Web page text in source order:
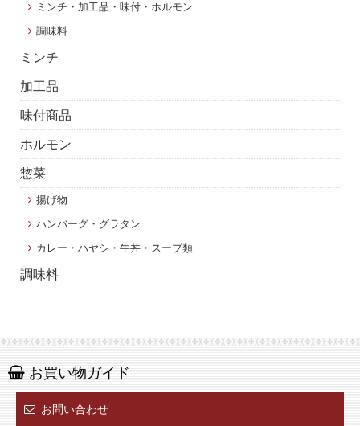
ミンチ・加工品・味付・ホルモン
調味料
ミンチ
加工品
味付商品
ホルモン
惣菜
揚げ物
ハンバーグ・グラタン
カレー・ハヤシ・牛丼・スープ類
調味料
お買い物ガイド
お問い合わせ